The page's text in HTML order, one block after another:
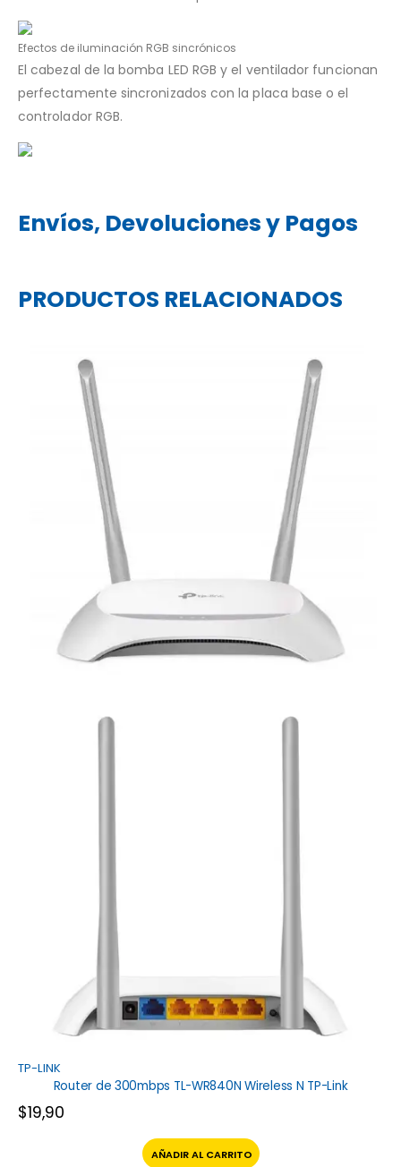
Efectos de iluminación RGB sincrónicos
El cabezal de la bomba LED RGB y el ventilador funcionan
perfectamente sincronizados con la placa base o el
controlador RGB.
Envíos, Devoluciones y Pagos
PRODUCTOS RELACIONADOS
TP-LINK
Router de 300mbps TL-WR840N Wireless N TP-Link
$19,90
AÑADIR AL CARRITO